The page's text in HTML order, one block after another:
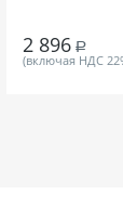
2 896 Р
(включая НДС